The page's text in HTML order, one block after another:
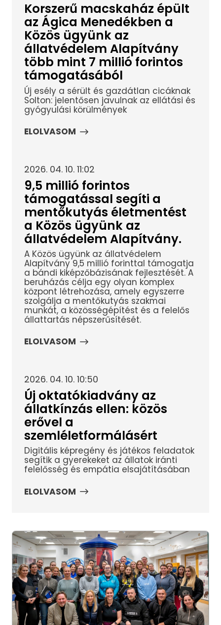
Korszerű macskaház épült
az Ágica Menedékben a
Közös ügyünk az
állatvédelem Alapítvány
több mint 7 millió forintos
támogatásából
Új esély a sérült és gazdátlan cicáknak
Solton: jelentősen javulnak az ellátási és
gyógyulási körülmények
ELOLVASOM
2026. 04. 10. 11:02
9,5 millió forintos
támogatással segíti a
mentőkutyás életmentést
a Közös ügyünk az
állatvédelem Alapítvány.
A Közös ügyünk az állatvédelem
Alapítvány 9,5 millió forinttal támogatja
a bándi kiképzőbázisának fejlesztését. A
beruházás célja egy olyan komplex
központ létrehozása, amely egyszerre
szolgálja a mentőkutyás szakmai
munkát, a közösségépítést és a felelős
állattartás népszerűsítését.
ELOLVASOM
2026. 04. 10. 10:50
Új oktatókiadvány az
állatkínzás ellen: közös
erővel a
szemléletformálásért
Digitális képregény és játékos feladatok
segítik a gyerekeket az állatok iránti
felelősség és empátia elsajátításában
ELOLVASOM